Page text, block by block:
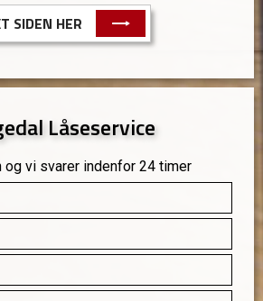
SIDEN HER
Låseservice
og vi svarer indenfor 24 timer